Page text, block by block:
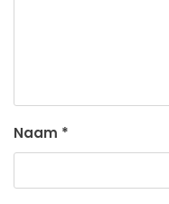
Naam *